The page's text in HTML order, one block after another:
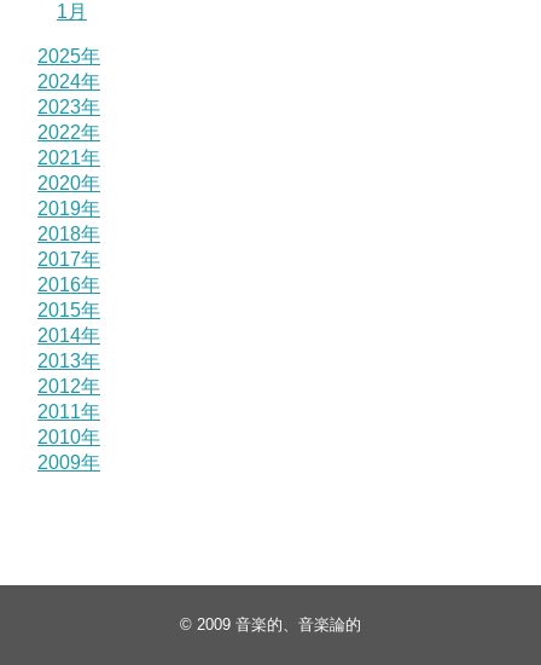
1月
2025年
2024年
2023年
2022年
2021年
2020年
2019年
2018年
2017年
2016年
2015年
2014年
2013年
2012年
2011年
2010年
2009年
© 2009 音楽的、音楽論的